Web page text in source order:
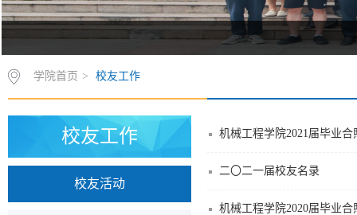
学院首页 > 校友工作
校友工作
校友活动
机械工程学院2021届毕业合
二〇二一届校友名录
机械工程学院2020届毕业合